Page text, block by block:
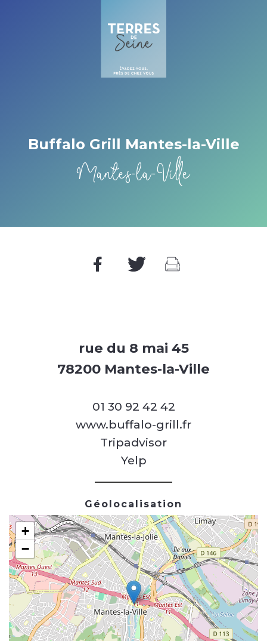
Buffalo Grill Mantes-la-Ville
Mantes-la-Ville
rue du 8 mai 45
78200 Mantes-la-Ville
01 30 92 42 42
www.buffalo-grill.fr
Tripadvisor
Yelp
Géolocalisation
+
−